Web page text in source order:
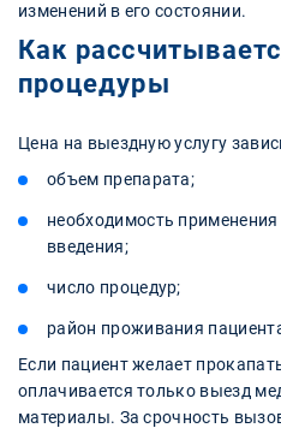
изменений в его состоянии.
Как
процедуры
Цена на выездную услугу
объем препарата;
необходимость
введения;
число процедур;
район проживания
Если пациент желает
оплачивается только выезд
материалы. За срочность